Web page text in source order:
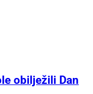
obilježili Dan